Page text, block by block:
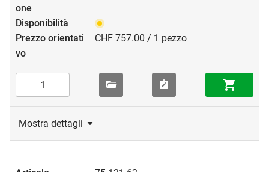
CHF 757.00 / 1 pezzo
Mostra dettagli